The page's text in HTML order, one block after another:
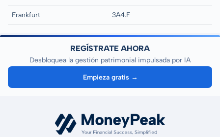
Frankfurt 3A4.F
REGÍSTRATE AHORA
Desbloquea la gestión patrimonial impulsada por IA
Empieza gratis →